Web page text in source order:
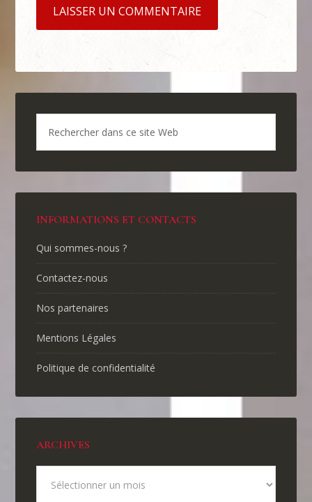
INFORMATIONS ET CONTACTS
Qui sommes-nous ?
Contactez-nous
Nos partenaires
Mentions Légales
Politique de confidentialité
ARCHIVES